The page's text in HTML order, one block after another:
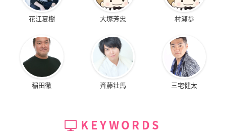
花江夏樹 大塚芳忠 村瀬歩
稲田徹 斉藤壮馬 三宅健太
KEYWORDS